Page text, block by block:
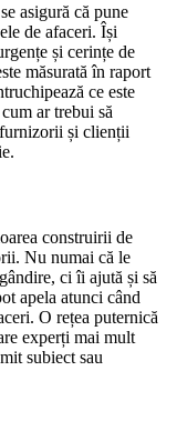
asigură că pune
de afaceri. Își
și cerințe de
măsurată în raport
ce este
ar trebui să
și clienții
construirii de
Nu numai că le
ci îi ajută și să
apela atunci când
O rețea puternică
experți mai mult
subiect sau